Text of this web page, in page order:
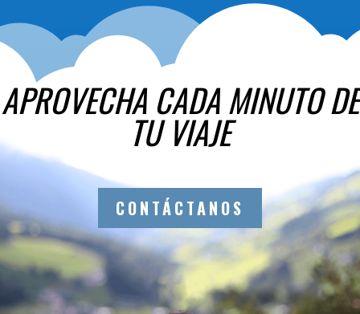
APROVECHA CADA MINUTO DE
TU VIAJE
CONTÁCTANOS